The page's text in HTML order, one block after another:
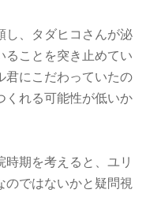
し、タダヒコさんが泌
ることを突き止めてい
君にこだわっていたの
くれる可能性が低いか
期を考えると、ユリ
のではないかと疑問視